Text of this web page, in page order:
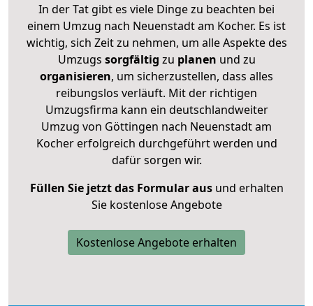
In der Tat gibt es viele Dinge zu beachten bei
einem Umzug nach Neuenstadt am Kocher. Es ist
wichtig, sich Zeit zu nehmen, um alle Aspekte des
Umzugs sorgfältig zu planen und zu
organisieren, um sicherzustellen, dass alles
reibungslos verläuft. Mit der richtigen
Umzugsfirma kann ein deutschlandweiter
Umzug von Göttingen nach Neuenstadt am
Kocher erfolgreich durchgeführt werden und
dafür sorgen wir.
Füllen Sie jetzt das Formular ausund erhalten
Sie kostenlose Angebote
Kostenlose Angebote erhalten